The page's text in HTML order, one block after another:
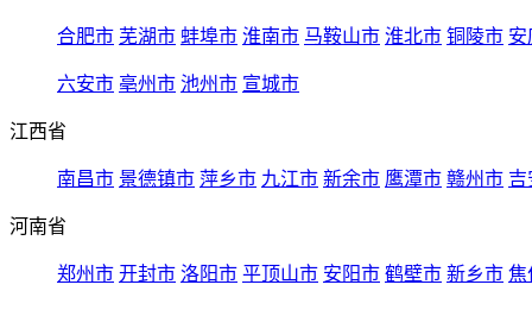
合肥市 芜湖市 蚌埠市 淮南市 马鞍山市 淮北市 铜陵市 安
六安市 亳州市 池州市 宣城市
江西省
南昌市 景德镇市 萍乡市 九江市 新余市 鹰潭市 赣州市 吉
河南省
郑州市 开封市 洛阳市 平顶山市 安阳市 鹤壁市 新乡市 焦